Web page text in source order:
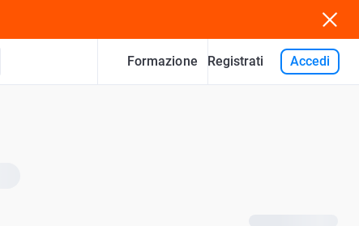
Formazione Registrati Accedi